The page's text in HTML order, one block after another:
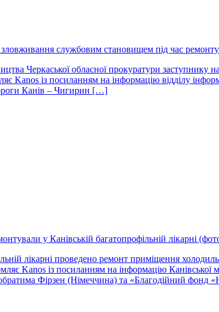
службовим становищем під час
Черкаської обласної прокуратури
Kanos із посиланням на інформацію відділу
Канів – Чигирин […]
у Канівській багатопрофільній лікарні
лікарні проведено ремонт приміщення
Kanos із посиланням на інформацію
Фірзен (Німеччина) та «Благодійний фонд